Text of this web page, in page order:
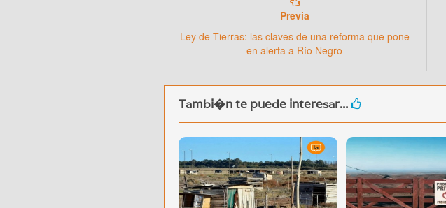
Previa
Ley de Tierras: las claves de una reforma que pone
en alerta a Río Negro
Tambi�n te puede interesar...